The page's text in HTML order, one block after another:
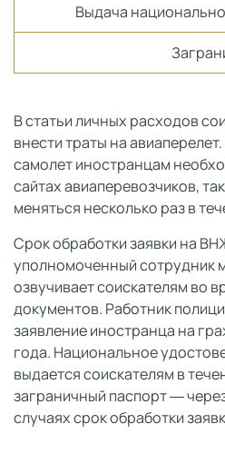
Выдача
В статьи личных расходов
внести траты на
самолет иностранцам
сайтах авиаперевозчиков,
меняться несколько раз в
Срок обработки заявки на
уполномоченный сотрудник
озвучивает соискателям во
документов. Работник
заявление иностранца на
года. Национальное
выдается соискателям в
заграничный паспорт ―
случаях срок обработки